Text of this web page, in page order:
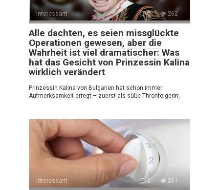
Interessant 0 262
Alle dachten, es seien missglückte
Operationen gewesen, aber die
Wahrheit ist viel dramatischer: Was
hat das Gesicht von Prinzessin Kalina
wirklich verändert
Prinzessin Kalina von Bulgarien hat schon immer
Aufmerksamkeit erregt – zuerst als süße Thronfolgerin,
Interessant 0 261